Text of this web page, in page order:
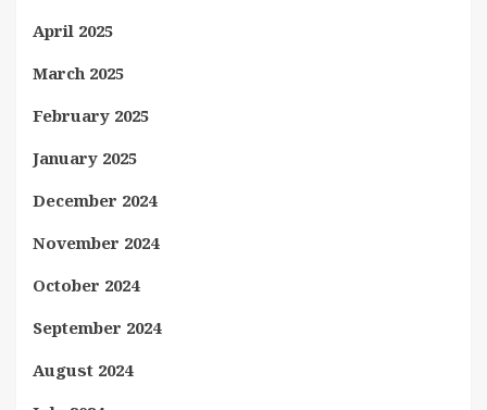
April 2025
March 2025
February 2025
January 2025
December 2024
November 2024
October 2024
September 2024
August 2024